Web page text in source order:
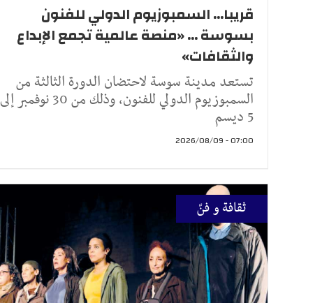
قريبا... السمبوزيوم الدولي للفنون
بسوسة ... «منصة عالمية تجمع الإبداع
والثقافات»
تستعد مدينة سوسة لاحتضان الدورة الثالثة من
السمبوزيوم الدولي للفنون، وذلك من 30 نوفمبر إلى
5 ديسم
07:00 - 2026/08/09
ثقافة و فنّ